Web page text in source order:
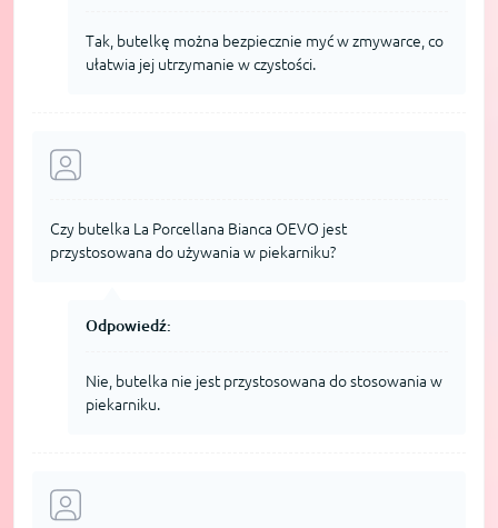
Tak, butelkę można bezpiecznie myć w zmywarce, co
ułatwia jej utrzymanie w czystości.
Czy butelka La Porcellana Bianca OEVO jest
przystosowana do używania w piekarniku?
Odpowiedź:
Nie, butelka nie jest przystosowana do stosowania w
piekarniku.